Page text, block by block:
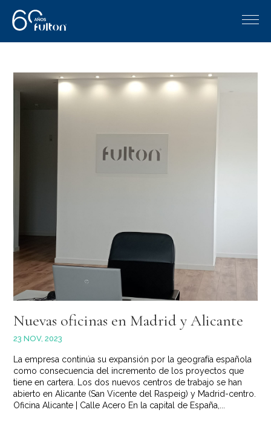
Nuevas oficinas en Madrid y Alicante
23 NOV, 2023
La empresa continúa su expansión por la geografía española
como consecuencia del incremento de los proyectos que
tiene en cartera. Los dos nuevos centros de trabajo se han
abierto en Alicante (San Vicente del Raspeig) y Madrid-centro.
Oficina Alicante | Calle Acero En la capital de España,...